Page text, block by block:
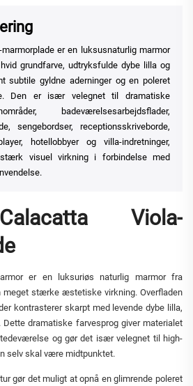
er en luksusnaturlig marmor
grundfarve, udtryksfulde dybe lilla og
subtile gyldne aderninger og en poleret
Den er især velegnet til dramatiske
badeværelsesarbejdsflader,
sengebordser, receptionsskriveborde,
hotellobbyer og villa-indretninger,
visuel virkning i forbindelse med
Viola-
er en luksuriøs naturlig marmor fra
meget stærke æstetiske virkning. Overfladen
kontrasterer skarpt med levende dybe lilla,
dramatiske farvesprog giver materialet
og gør det især velegnet til high-
selv skal være midtpunktet.
gør det muligt at opnå en glimrende poleret